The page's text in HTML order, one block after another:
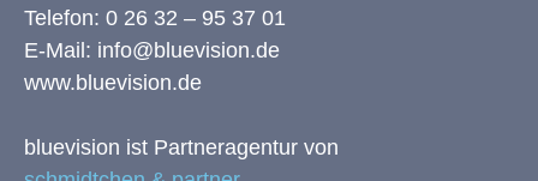
Telefon: 0 26 32 – 95 37 01
E-Mail: info@bluevision.de
www.bluevision.de
bluevision ist Partneragentur von